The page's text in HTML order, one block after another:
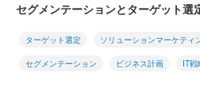
セグメンテーションとターゲット選
ターゲット選定 ソリューションマーケティ
セグメンテーション ビジネス計画 IT戦